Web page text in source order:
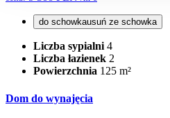
do schowkausuń ze schowka
Liczba sypialni4
Liczba łazienek 2
Powierzchnia 125 m²
Dom do wynajęcia